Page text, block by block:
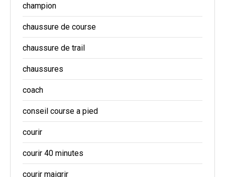
champion
chaussure de course
chaussure de trail
chaussures
coach
conseil course a pied
courir
courir 40 minutes
courir maigrir